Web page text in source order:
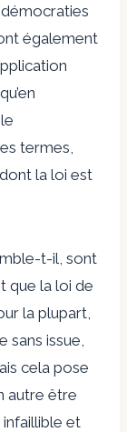
également
termes,
la loi est
t-il, sont
que la loi de
la plupart,
issue,
cela pose
autre être
infaillible et